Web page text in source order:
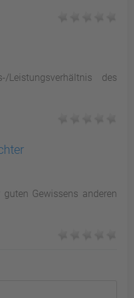
des
Gewissens anderen